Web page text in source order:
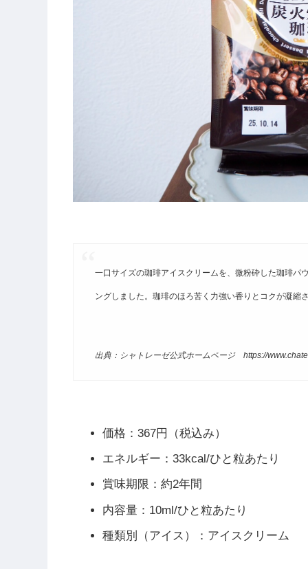
一口サイズの珈琲アイスクリームを、微粉砕した珈琲パ
ングしました。珈琲のほろ苦く力強い香りとコクが凝縮
出典：シャトレーゼ公式ホームページ https://
価格：367円（税込み）
エネルギー：33kcal/ひと粒あたり
賞味期限：約2年間
内容量：10ml/ひと粒あたり
種類別（アイス）：アイスクリーム